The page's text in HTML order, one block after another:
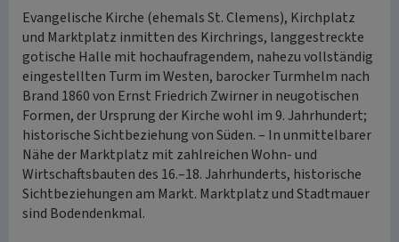
Evangelische Kirche (ehemals St. Clemens), Kirchplatz
und Marktplatz inmitten des Kirchrings, langgestreckte
gotische Halle mit hochaufragendem, nahezu vollständig
eingestellten Turm im Westen, barocker Turmhelm nach
Brand 1860 von Ernst Friedrich Zwirner in neugotischen
Formen, der Ursprung der Kirche wohl im 9. Jahrhundert;
historische Sichtbeziehung von Süden. – In unmittelbarer
Nähe der Marktplatz mit zahlreichen Wohn- und
Wirtschaftsbauten des 16.–18. Jahrhunderts, historische
Sichtbeziehungen am Markt. Marktplatz und Stadtmauer
sind Bodendenkmal.